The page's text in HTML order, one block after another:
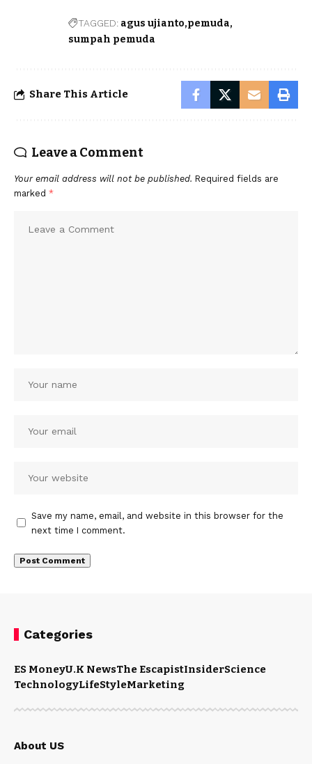
TAGGED: agus ujianto pemuda
sumpah pemuda
Share This Article
Leave a Comment
Your email address will not be published. Required fields are
marked *
Save my name, email, and website in this browser for the
next time I comment.
Categories
ES MoneyU.K NewsThe EscapistInsiderScience
TechnologyLifeStyleMarketing
About US